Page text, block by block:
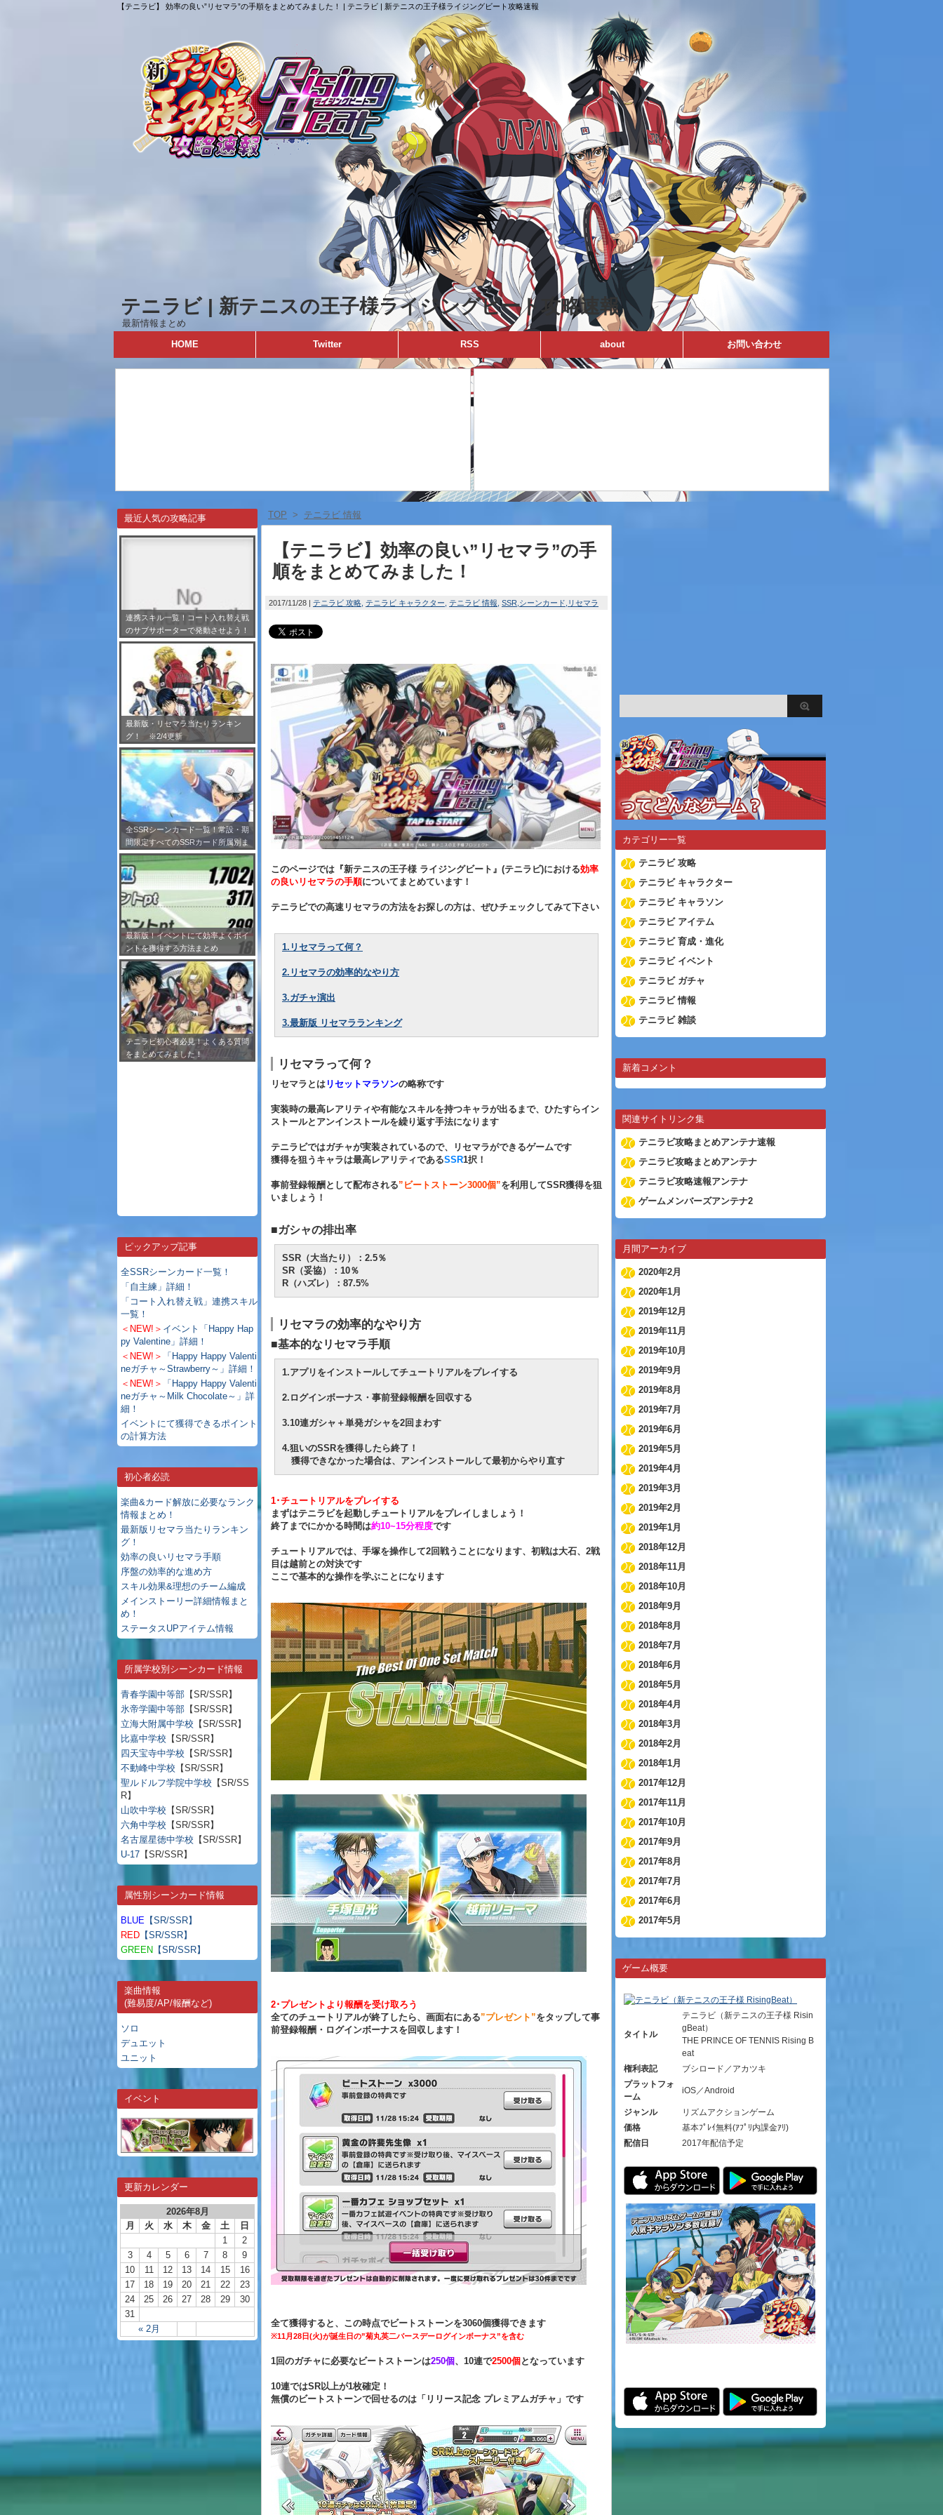
【テニラビ】 効率の良い”リセマラ”の手順をまとめてみました！ | テニラビ | 新テニスの王子様ライジングビート攻略速報
テニラビ | 新テニスの王子様ライジングビート攻略速報
最新情報まとめ
HOME
Twitter RSS about お問い合わせ
最近人気の攻略記事
連携スキル一覧！コート入れ替え戦
のサブサポーターで発動させよう！
※7/24更新
最新版・リセマラ当たりランキン
グ！ ※2/4更新
全SSRシーンカード一覧！常設・期
間限定すべてのSSRカード所属別ま
とめ！※2/4更新
最新版！イベントにて効率よくポイ
ントを獲得する方法まとめ
テニラビ初心者必見！よくある質問
をまとめてみました！
ピックアップ記事
全SSRシーンカード一覧！
「自主練」詳細！
「コート入れ替え戦」連携スキル
一覧！
＜NEW!＞ イベント「Happy Hap
py Valentine」詳細！
＜NEW!＞
「Happy Happy Valenti
neガチャ～Strawberry～」詳細！
＜NEW!＞
「Happy Happy Valenti
neガチャ～Milk Chocolate～」詳
細！
イベントにて獲得できるポイント
の計算方法
初心者必読
楽曲&カード解放に必要なランク
情報まとめ！
最新版リセマラ当たりランキン
グ！
効率の良いリセマラ手順
序盤の効率的な進め方
スキル効果&理想のチーム編成
メインストーリー詳細情報まと
め！
ステータスUPアイテム情報
所属学校別シーンカード情報
青春学園中等部 【SR/SSR】
氷帝学園中等部 【SR/SSR】
立海大附属中学校 【SR/SSR】
比嘉中学校 【SR/SSR】
四天宝寺中学校 【SR/SSR】
不動峰中学校 【SR/SSR】
聖ルドルフ学院中学校 【SR/SS
R】
山吹中学校 【SR/SSR】
六角中学校 【SR/SSR】
名古屋星徳中学校 【SR/SSR】
U-17 【SR/SSR】
属性別シーンカード情報
BLUE 【SR/SSR】
RED 【SR/SSR】
GREEN 【SR/SSR】
楽曲情報
(難易度/AP/報酬など)
ソロ
デュエット
ユニット
イベント
更新カレンダー
2026年8月
月
火 水 木 金 土 日
« 2月
1
2
3
4 5 6 7 8
9
10
11 12 13 14 15
16
17
18 19 20 21 22
23
24
25 26 27 28 29
30
31
TOP > テニラビ 情報
【テニラビ】効率の良い”リセマラ”の手
順をまとめてみました！
2017/11/28 テニラビ 攻略 テニラビ キャラクター テニラビ 情報 SSR シーンカード リセマラ
このページでは『新テニスの王子様 ライジングビート』(テニラビ)における効率
の良いリセマラの手順についてまとめています！
テニラビでの高速リセマラの方法をお探しの方は、ぜひチェックしてみて下さい
1.リセマラって何？
2.リセマラの効率的なやり方
3.ガチャ演出
3.最新版 リセマラランキング
リセマラって何？
リセマラとは リセットマラソンの略称です
実装時の最高レアリティや有能なスキルを持つキャラが出るまで、ひたすらイン
ストールとアンインストールを繰り返す手法になります
テニラビではガチャが実装されているので、リセマラができるゲームです
獲得を狙うキャラは最高レアリティであるSSR1択！
事前登録報酬として配布される”ビートストーン3000個”を利用してSSR獲得を狙
いましょう！
■ガシャの排出率
SSR（大当たり）：2.5％
SR（妥協）：10％
R（ハズレ）：87.5%
リセマラの効率的なやり方
■基本的なリセマラ手順
1.アプリをインストールしてチュートリアルをプレイする
2.ログインボーナス・事前登録報酬を回収する
3.10連ガシャ＋単発ガシャを2回まわす
4.狙いのSSRを獲得したら終了！
獲得できなかった場合は、アンインストールして最初からやり直す
1･チュートリアルをプレイする
まずはテニラビを起動しチュートリアルをプレイしましょう！
終了までにかかる時間は約10~15分程度です
チュートリアルでは、手塚を操作して2回戦うことになります、初戦は大石、2戦
目は越前との対決です
ここで基本的な操作を学ぶことになります
2･プレゼントより報酬を受け取ろう
全てのチュートリアルが終了したら、画面右にある”プレゼント”をタップして事
前登録報酬・ログインボーナスを回収します！
全て獲得すると、この時点でビートストーンを3060個獲得できます
※11月28日(火)が誕生日の”菊丸英二バースデーログインボーナス”を含む
1回のガチャに必要なビートストーンは250個 、10連で2500個 となっています
10連ではSR以上が1枚確定！
無償のビートストーンで回せるのは「リリース記念 プレミアムガチャ」です
カテゴリー一覧
テニラビ 攻略
テニラビ キャラクター
テニラビ キャラソン
テニラビ アイテム
テニラビ 育成・進化
テニラビ イベント
テニラビ ガチャ
テニラビ 情報
テニラビ 雑談
新着コメント
関連サイトリンク集
テニラビ攻略まとめアンテナ速報
テニラビ攻略まとめアンテナ
テニラビ攻略速報アンテナ
ゲームメンバーズアンテナ2
月間アーカイブ
2020年2月
2020年1月
2019年12月
2019年11月
2019年10月
2019年9月
2019年8月
2019年7月
2019年6月
2019年5月
2019年4月
2019年3月
2019年2月
2019年1月
2018年12月
2018年11月
2018年10月
2018年9月
2018年8月
2018年7月
2018年6月
2018年5月
2018年4月
2018年3月
2018年2月
2018年1月
2017年12月
2017年11月
2017年10月
2017年9月
2017年8月
2017年7月
2017年6月
2017年5月
ゲーム概要
タイトル
テニラビ（新テニスの王子様 Risin
gBeat）
THE PRINCE OF TENNIS Rising B
eat
権利表記
ブシロード／アカツキ
プラットフォ
ーム
iOS／Android
ジャンル
リズムアクションゲーム
価格
基本ﾌﾟﾚｲ無料(ｱﾌﾟﾘ内課金ｱﾘ)
配信日
2017年配信予定